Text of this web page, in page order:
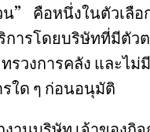
น” คือหนึ่งในตัวเลือ
การโดยบริษัทที่มีตัว
วงการคลัง และไม่
ใด ๆ ก่อนอนุมัติ